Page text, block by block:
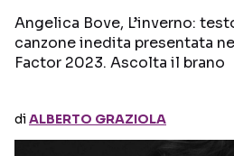
Angelica Bove, L’inverno:
canzone inedita presentata
Factor 2023. Ascolta il brano
diALBERTO GRAZIOLA